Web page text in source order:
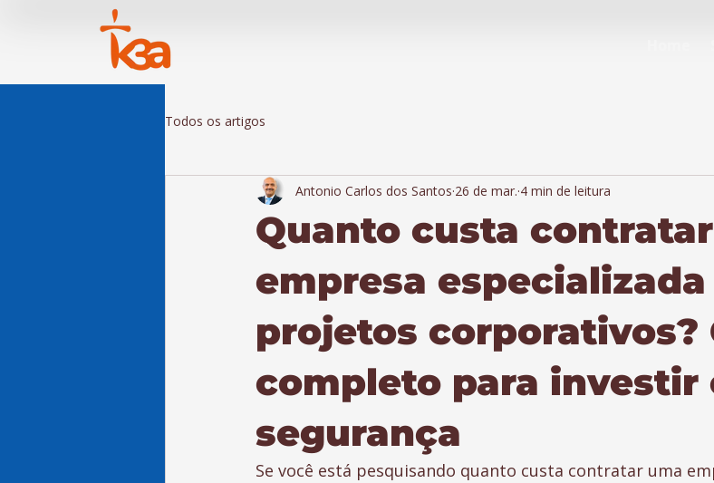
Todos os artigos
Quanto custa
empresa especializada
projetos corporativos?
completo para investir
segurança
Antonio Carlos dos Santos 26 de mar. 4 min de leitura
Se você está pesquisando quanto custa contratar uma